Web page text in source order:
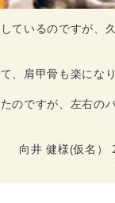
ているのですが、
、肩甲骨も楽になり
のですが、左右の
向井 健様(仮名）